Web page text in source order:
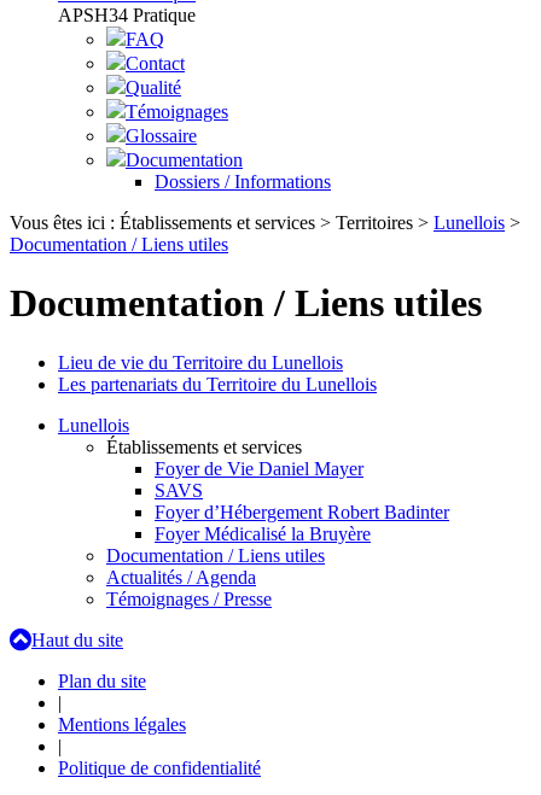
APSH34 Pratique
FAQ
Contact
Qualité
Témoignages
Glossaire
Documentation
Dossiers / Informations
Vous êtes ici : Établissements et services > Territoires > Lunellois >
Documentation / Liens utiles
Documentation / Liens utiles
Lieu de vie du Territoire du Lunellois
Les partenariats du Territoire du Lunellois
Lunellois
Établissements et services
Foyer de Vie Daniel Mayer
SAVS
Foyer d’Hébergement Robert Badinter
Foyer Médicalisé la Bruyère
Documentation / Liens utiles
Actualités / Agenda
Témoignages / Presse
Haut du site
Plan du site
|
Mentions légales
|
Politique de confidentialité